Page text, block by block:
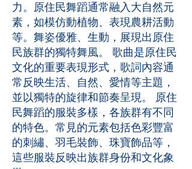
力。原住民舞蹈通常融入大自然元
素，如模仿動植物、表現農耕活動
等。舞姿優雅、生動，展現出原住
民族群的獨特舞風。 歌曲是原住民
文化的重要表現形式，歌詞內容通
常反映生活、自然、愛情等主題，
並以獨特的旋律和節奏呈現。 原住
民舞蹈的服裝多樣，各族群有不同
的特色。常見的元素包括色彩豐富
的刺繡、羽毛裝飾、珠寶飾品等，
這些服裝反映出族群身份和文化象